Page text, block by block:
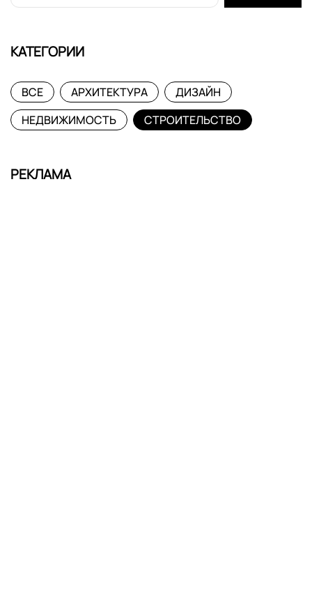
КАТЕГОРИИ
ВСЕ АРХИТЕКТУРА
ДИЗАЙН
НЕДВИЖИМОСТЬ
СТРОИТЕЛЬСТВО
РЕКЛАМА